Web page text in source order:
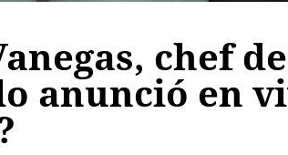
chef
anunció en